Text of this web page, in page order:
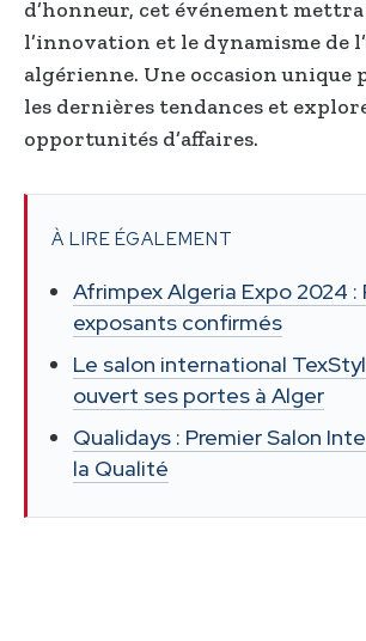
d’honneur, cet événement
l’innovation et le dynamisme de
algérienne. Une occasion unique
les dernières tendances et
opportunités d’affaires.
À LIRE ÉGALEMENT
Afrimpex Algeria Expo 2024 :
exposants confirmés
Le salon international
ouvert ses portes à Alger
Qualidays : Premier Salon
la Qualité